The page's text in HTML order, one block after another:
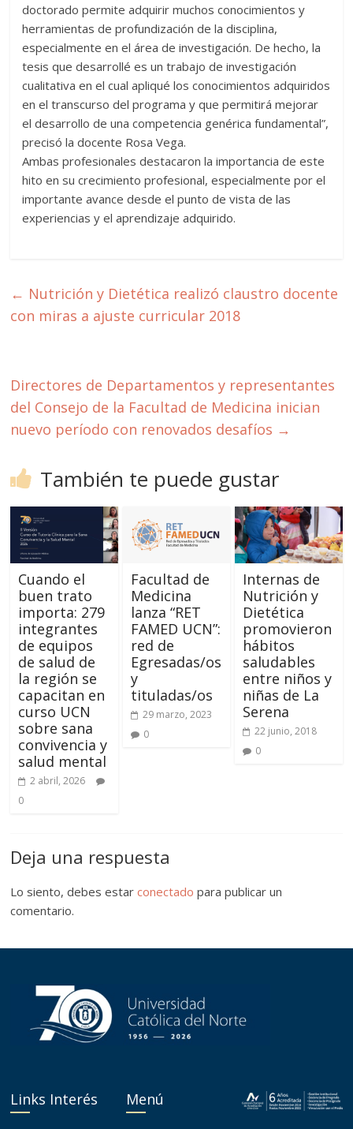
doctorado permite adquirir muchos conocimientos y
herramientas de profundización de la disciplina,
especialmente en el área de investigación. De hecho, la
tesis que desarrollé es un trabajo de investigación
cualitativa en el cual apliqué los conocimientos adquiridos
en el transcurso del programa y que permitirá mejorar
el desarrollo de una competencia genérica fundamental”,
precisó la docente Rosa Vega.
Ambas profesionales destacaron la importancia de este
hito en su crecimiento profesional, especialmente por el
importante avance desde el punto de vista de las
experiencias y el aprendizaje adquirido.
← Nutrición y Dietética realizó claustro docente
con miras a ajuste curricular 2018
Directores de Departamentos y representantes
del Consejo de la Facultad de Medicina inician
nuevo período con renovados desafíos →
También te puede gustar
Cuando el
buen trato
importa: 279
integrantes
de equipos
de salud de
la región se
capacitan en
curso UCN
sobre sana
convivencia y
salud mental
2 abril, 2026
0
Facultad de
Medicina
lanza “RET
FAMED UCN”:
red de
Egresadas/os
y
tituladas/os
29 marzo, 2023
0
Internas de
Nutrición y
Dietética
promovieron
hábitos
saludables
entre niños y
niñas de La
Serena
22 junio, 2018
0
Deja una respuesta
Lo siento, debes estarconectado para publicar un
comentario.
Links Interés Menú